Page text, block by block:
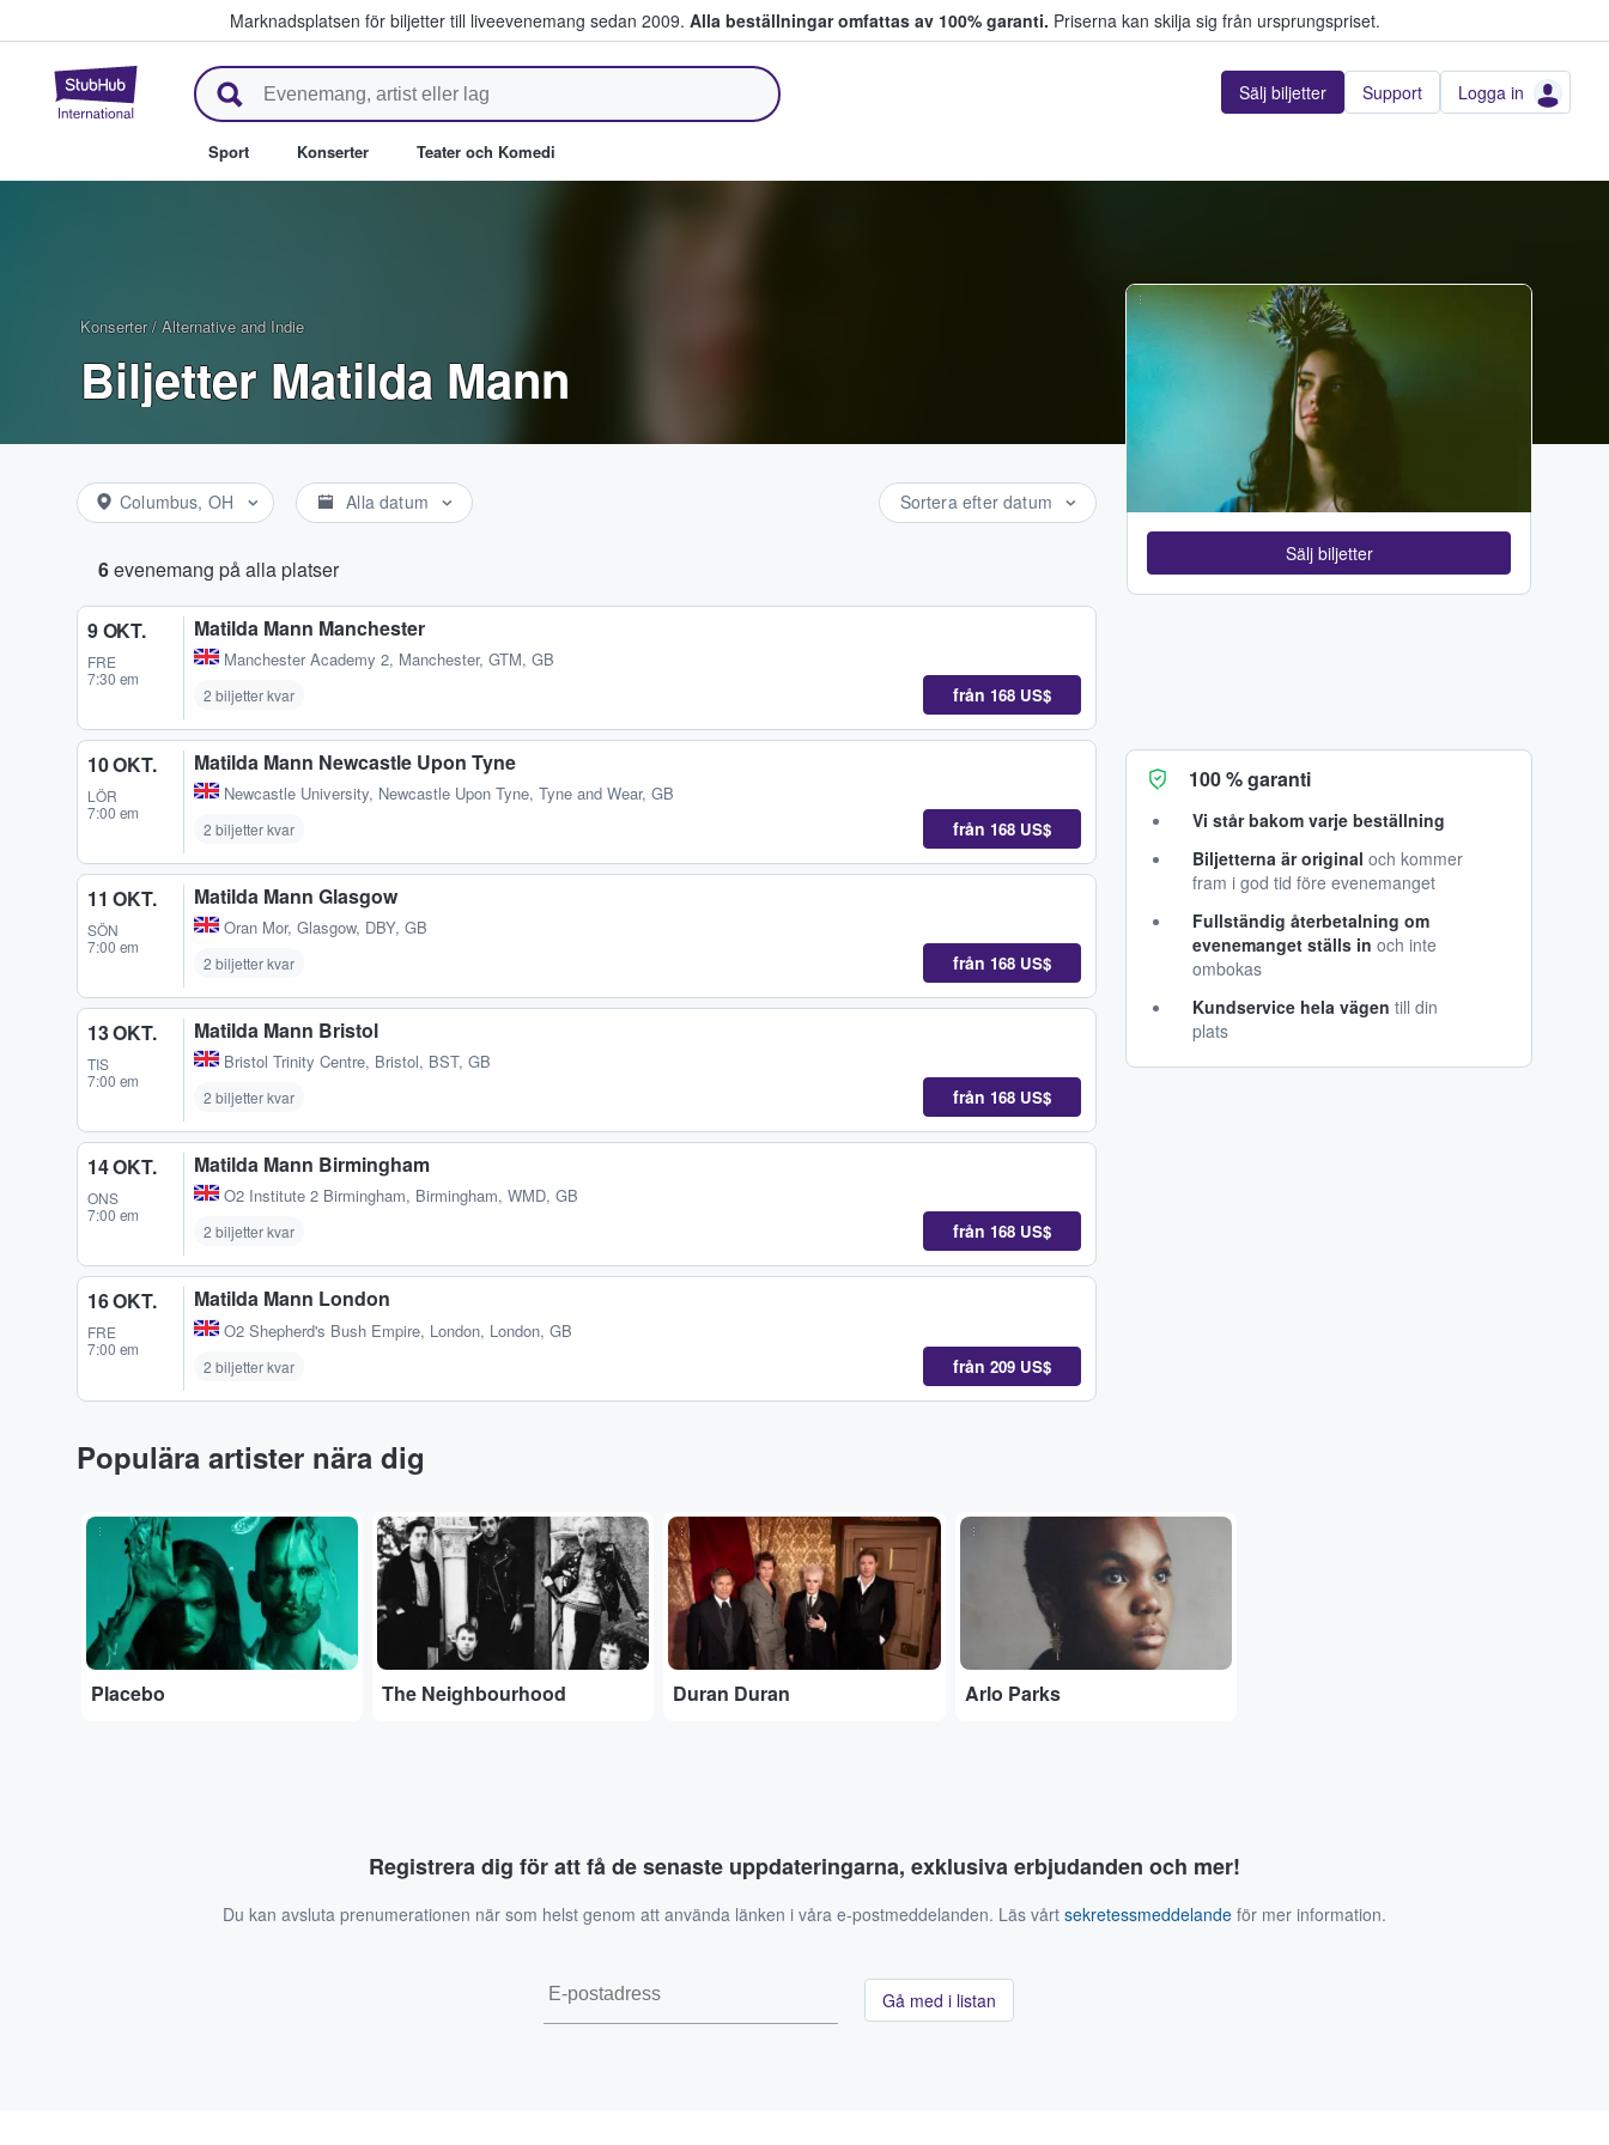
Marknadsplatsen för biljetter till liveevenemang sedan 2009. Alla beställningar omfattas av 100% garanti. Priserna kan skilja sig från ursprungspriset.
StubHub – där fans köper och säljer biljetter. Sälj biljetter Support Logga in
Sport Konserter Teater och Komedi
Konserter / Alternative and Indie
Biljetter Matilda Mann
Columbus, OH Alla datum Sortera efter datum
6evenemang på alla platser
9 OKT.
FRE
7:30 em
Matilda Mann Manchester
Manchester Academy 2, Manchester, GTM, GB
2 biljetter kvar från 168 US$
10 OKT.
LÖR
7:00 em
Matilda Mann Newcastle Upon Tyne
Newcastle University, Newcastle Upon Tyne, Tyne and Wear, GB
2 biljetter kvar från 168 US$
11 OKT.
SÖN
7:00 em
Matilda Mann Glasgow
Oran Mor, Glasgow, DBY, GB
2 biljetter kvar från 168 US$
13 OKT.
TIS
7:00 em
Matilda Mann Bristol
Bristol Trinity Centre, Bristol, BST, GB
2 biljetter kvar från 168 US$
14 OKT.
ONS
7:00 em
Matilda Mann Birmingham
O2 Institute 2 Birmingham, Birmingham, WMD, GB
2 biljetter kvar från 168 US$
16 OKT.
FRE
7:00 em
Matilda Mann London
O2 Shepherd's Bush Empire, London, London, GB
2 biljetter kvar från 209 US$
...
Sälj biljetter
100 % garanti
Vi står bakom varje beställning
Biljetterna är original och kommer
fram i god tid före evenemanget
Fullständig återbetalning om
evenemanget ställs in och inte
ombokas
Kundservice hela vägen till din
plats
Populära artister nära dig
...
Placebo
...
The Neighbourhood
...
Duran Duran
...
Arlo Parks
Registrera dig för att få de senaste uppdateringarna, exklusiva erbjudanden och mer!
Du kan avsluta prenumerationen när som helst genom att använda länken i våra e-postmeddelanden. Läs vårt sekretessmeddelande för mer information.
Gå med i listan